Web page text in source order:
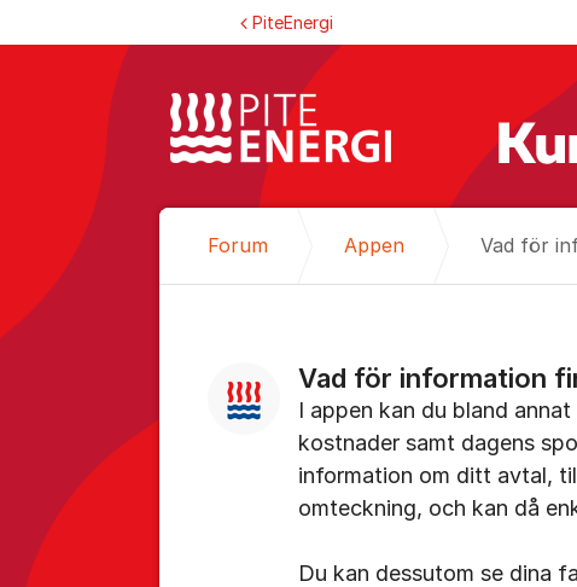
PiteEnergi
Forum Appen Vad för
Vad för information
I appen kan du bland
kostnader samt dagens
information om ditt avtal,
omteckning, och kan då
Du kan dessutom se dina